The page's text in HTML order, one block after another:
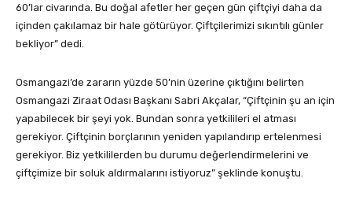
60’lar civarında. Bu doğal afetler her geçen gün çiftçiyi daha da
içinden çakılamaz bir hale götürüyor. Çiftçilerimizi sıkıntılı günler
bekliyor” dedi.
Osmangazi’de zararın yüzde 50’nin üzerine çıktığını belirten
Osmangazi Ziraat Odası Başkanı Sabri Akçalar, “Çiftçinin şu an için
yapabilecek bir şeyi yok. Bundan sonra yetkilileri el atması
gerekiyor. Çiftçinin borçlarının yeniden yapılandırıp ertelenmesi
gerekiyor. Biz yetkililerden bu durumu değerlendirmelerini ve
çiftçimize bir soluk aldırmalarını istiyoruz” şeklinde konuştu.